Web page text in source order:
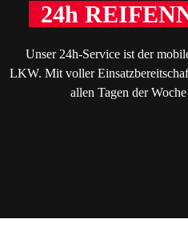
24h
Unser 24h-Service ist der
LKW. Mit voller
allen Tagen der